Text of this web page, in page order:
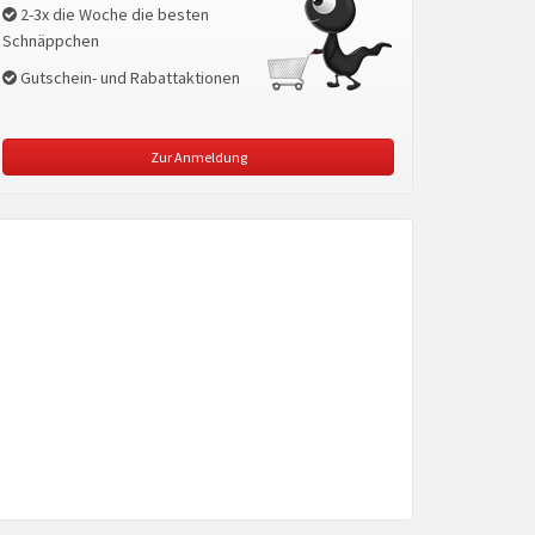
2-3x die Woche die besten
Schnäppchen
Gutschein- und Rabattaktionen
Zur Anmeldung